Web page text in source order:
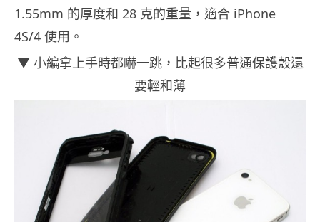
1.55mm 的厚度和 28 克的重量，適合 iPhone
4S/4 使用。
▼ 小編拿上手時都嚇一跳，比起很多普通保護殼還
要輕和薄